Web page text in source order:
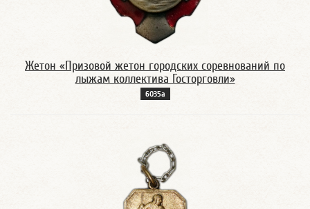
Жетон «Призовой жетон городских соревнований по
лыжам коллектива Госторговли»
6035а